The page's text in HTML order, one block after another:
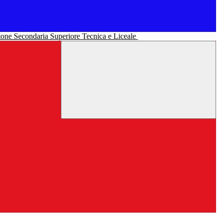
Secondaria Superiore Tecnica e Liceale